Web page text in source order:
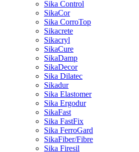
Sika Control
SikaCor
Sika CorroTop
Sikacrete
Sikacryl
SikaCure
SikaDamp
SikaDecor
Sika Dilatec
Sikadur
Sika Elastomer
Sika Ergodur
SikaFast
Sika FastFix
Sika FerroGard
SikaFiber/Fibre
Sika Firesil